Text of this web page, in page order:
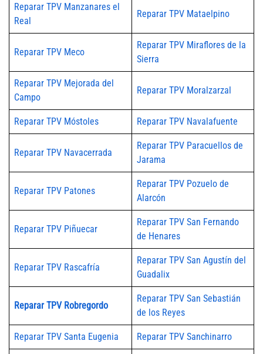
Reparar TPV Manzanares el
Real
Reparar TPV Mataelpino
Reparar TPV Meco
Reparar TPV Miraflores de la
Sierra
Reparar TPV Mejorada del
Campo
Reparar TPV Moralzarzal
Reparar TPV Móstoles Reparar TPV Navalafuente
Reparar TPV Navacerrada
Reparar TPV Paracuellos de
Jarama
Reparar TPV Patones
Reparar TPV Pozuelo de
Alarcón
Reparar TPV Piñuecar
Reparar TPV San Fernando
de Henares
Reparar TPV Rascafría
Reparar TPV San Agustín del
Guadalix
Reparar TPV Robregordo
Reparar TPV San Sebastián
de los Reyes
Reparar TPV Santa Eugenia Reparar TPV Sanchinarro